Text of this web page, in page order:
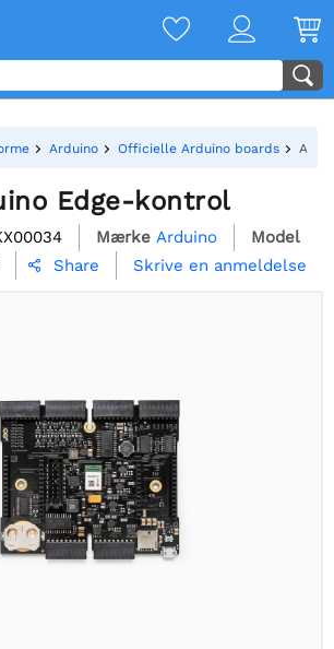
Arduino Officielle Arduino boards
Edge-kontrol
Mærke Arduino
Model
 Share Skrive en anmeldelse